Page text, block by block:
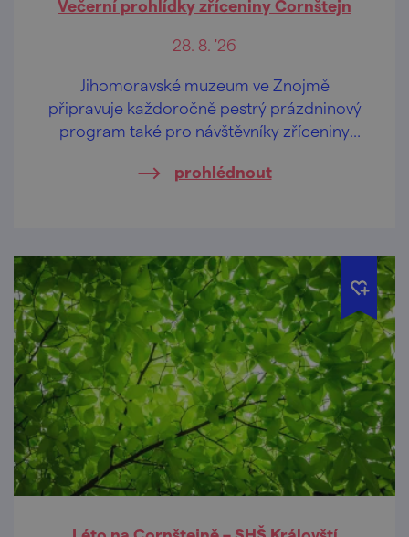
Večerní prohlídky zříceniny Cornštejn
28. 8. '26
Jihomoravské muzeum ve Znojmě
připravuje každoročně pestrý prázdninový
program také pro návštěvníky zříceniny
prohlédnout